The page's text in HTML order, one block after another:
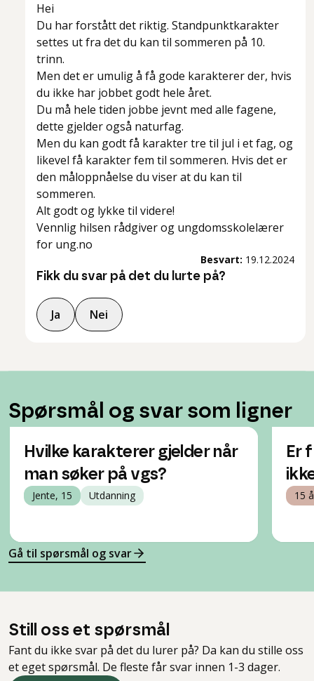
Hei
Du har forstått det riktig. Standpunktkarakter
settes ut fra det du kan til sommeren på 10.
trinn.
Men det er umulig å få gode karakterer der, hvis
du ikke har jobbet godt hele året.
Du må hele tiden jobbe jevnt med alle fagene,
dette gjelder også naturfag.
Men du kan godt få karakter tre til jul i et fag, og
likevel få karakter fem til sommeren. Hvis det er
den måloppnåelse du viser at du kan til
sommeren.
Alt godt og lykke til videre!
Vennlig hilsen rådgiver og ungdomsskolelærer
for ung.no
Besvart: 19.12.2024
Fikk du svar på det du lurte på?
Ja Nei
Spørsmål og svar som ligner
Hvilke karakterer gjelder når
man søker på vgs?
Jente, 15 Utdanning
Er
15
Gå til spørsmål og svar
Still oss et spørsmål
Fant du ikke svar på det du lurer på? Da kan du stille oss
et eget spørsmål. De fleste får svar innen 1-3 dager.